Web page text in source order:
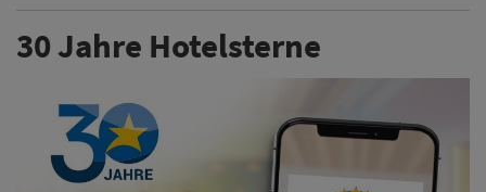
30 Jahre Hotelsterne